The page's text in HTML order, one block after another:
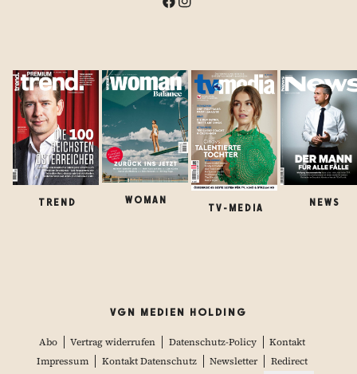
TREND WOMAN
TV-MEDIA
NEWS
VGN MEDIEN HOLDING
Abo Vertrag widerrufen Datenschutz-Policy
Kontakt
Impressum
Kontakt Datenschutz Newsletter Redirect